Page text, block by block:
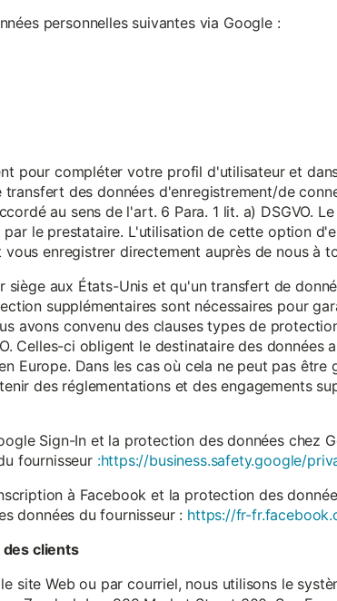
personnelles suivantes via Google :
pour compléter votre profil d'utilisateur et
des données d'enregistrement/de
au sens de l'art. 6 Para. 1 lit. a) DSGVO.
le prestataire. L'utilisation de cette option
enregistrer directement auprès de nous à
siège aux États-Unis et qu'un transfert de
supplémentaires sont nécessaires pour
avons convenu des clauses types de
Celles-ci obligent le destinataire des données
Europe. Dans les cas où cela ne peut pas être
des réglementations et des engagements
Sign-In et la protection des données chez
fournisseur :https://business.safety.google/
à Facebook et la protection des
données du fournisseur : https://fr-
clients
site Web ou par courriel, nous utilisons le